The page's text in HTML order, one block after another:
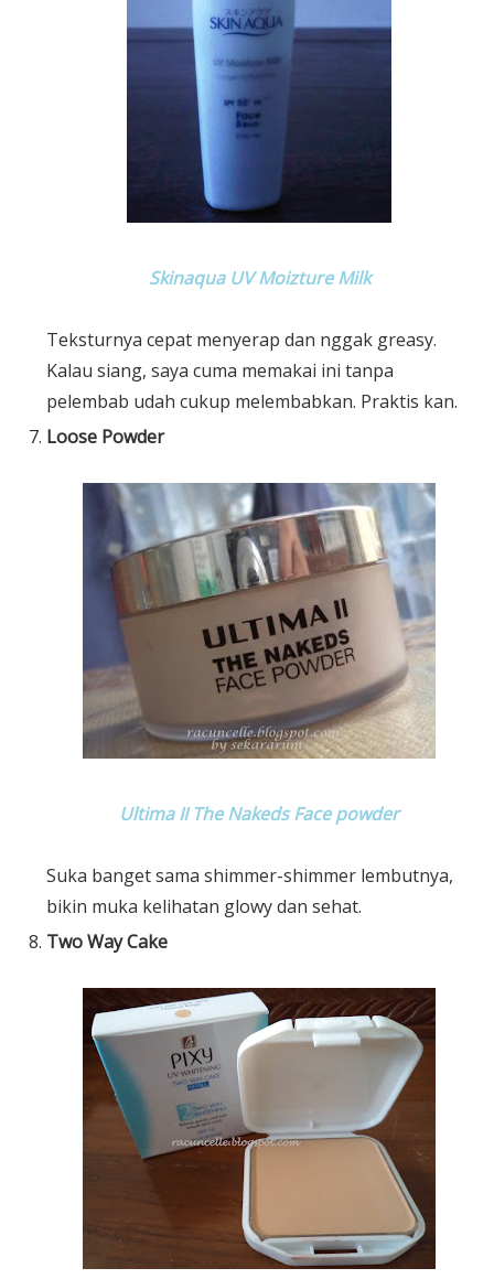
Skinaqua UV Moizture Milk
Teksturnya cepat menyerap dan nggak greasy.
Kalau siang, saya cuma memakai ini tanpa
pelembab udah cukup melembabkan. Praktis kan.
Loose Powder
Ultima II The Nakeds Face powder
Suka banget sama shimmer-shimmer lembutnya,
bikin muka kelihatan glowy dan sehat.
Two Way Cake